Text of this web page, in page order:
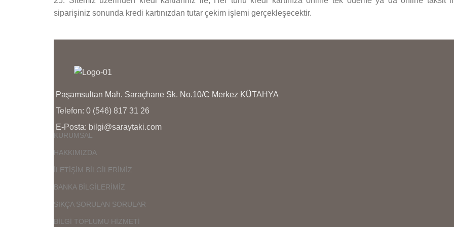
siparişiniz sonunda kredi kartınızdan tutar çekim işlemi gerçekleşecektir.
Paşamsultan Mah. Saraçhane Sk. No.10/C Merkez KÜTAHYA
Telefon: 0 (546) 817 31 26
E-Posta: bilgi@saraytaki.com
KURUMSAL
HAKKIMIZDA
İLETİŞİM BİLGİLERİMİZ
BANKA BİLGİLERİMİZ
SIKÇA SORULAN SORULAR
BİLGİ TOPLUMU HİZMETİ